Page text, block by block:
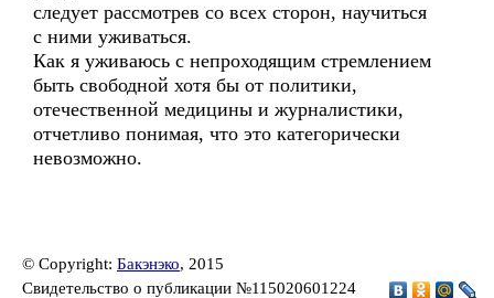
следует рассмотрев со всех сторон, научиться
с ними уживаться.
Как я уживаюсь с непроходящим стремлением
быть свободной хотя бы от политики,
отечественной медицины и журналистики,
отчетливо понимая, что это категорически
невозможно.
© Copyright: Бакэнэко, 2015
Свидетельство о публикации №115020601224